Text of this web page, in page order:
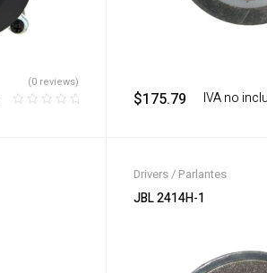
(0 reviews)
$175.79 IVA no
Drivers / Parlantes
JBL 2414H-1